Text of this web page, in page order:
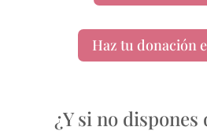
Haz tu donación
¿Y si no dispones